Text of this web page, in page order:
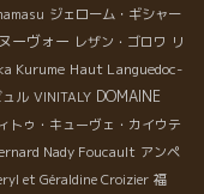
ジェローム・ギシャー
ーヴォー レザン・ゴロワ リ
Kurume Haut Languedoc-
ル VINITALY DOMAINE
トゥ・キューヴェ・カイウテ
Nady Foucault アンペ
et Géraldine Croizier 福